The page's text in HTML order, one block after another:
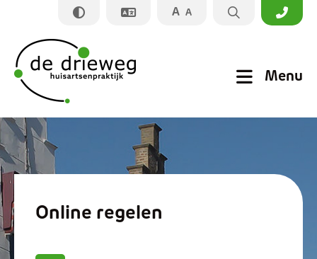
Praktijkinformatie
A A
Menu
Online regelen